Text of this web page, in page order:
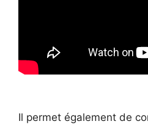
Il permet également de